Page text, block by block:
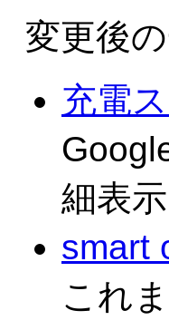
変更後
充電
細表
smart
これ